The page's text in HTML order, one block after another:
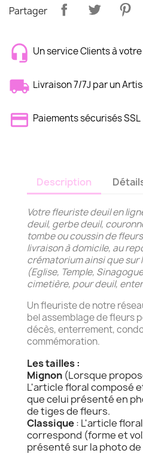
Partager
Un service Clients à
Livraison 7/7J par un
Paiements sécurisés SSL
Description
Votre fleuriste deuil en
deuil, gerbe deuil,
tombe ou coussin de
livraison à domicile, au
crématorium ainsi que sur
(Eglise, Temple,
cimetière, pour deuil,
Un fleuriste de notre
bel assemblage de fleurs
décès, enterrement,
commémoration.
Les tailles :
Mignon (Lorsque
L'article floral composé
que celui présenté en
de tiges de fleurs.
Classique: L'article
correspond (forme et
présenté sur la photo